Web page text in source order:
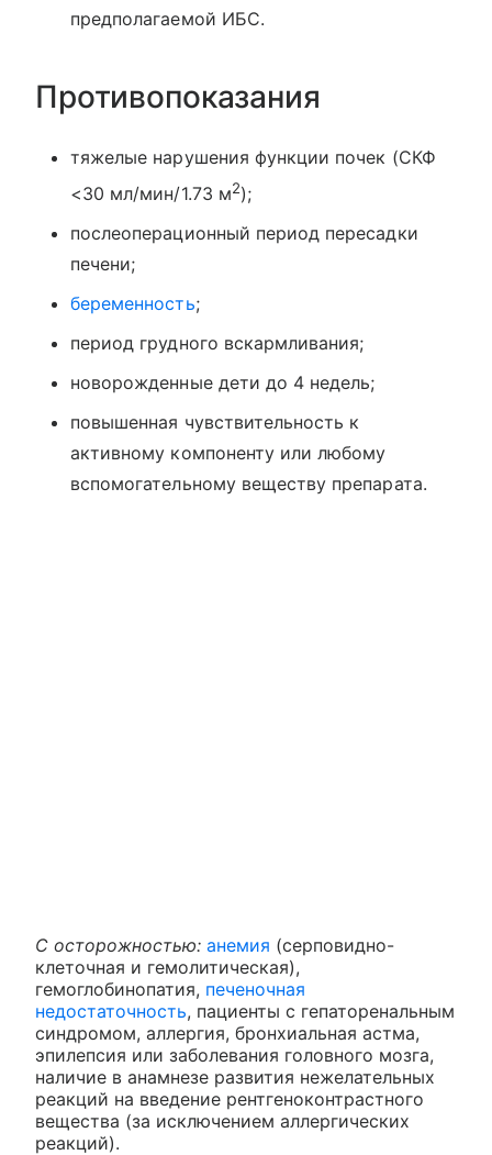
предполагаемой ИБС.
Противопоказания
тяжелые нарушения функции почек (СКФ
<30 мл/мин/1.73 м2);
послеоперационный период пересадки
печени;
беременность;
период грудного вскармливания;
новорожденные дети до 4 недель;
повышенная чувствительность к
активному компоненту или любому
вспомогательному веществу препарата.
С осторожностью: анемия (серповидно-
клеточная и гемолитическая),
гемоглобинопатия, печеночная
недостаточность, пациенты с гепаторенальным
синдромом, аллергия, бронхиальная астма,
эпилепсия или заболевания головного мозга,
наличие в анамнезе развития нежелательных
реакций на введение рентгеноконтрастного
вещества (за исключением аллергических
реакций).